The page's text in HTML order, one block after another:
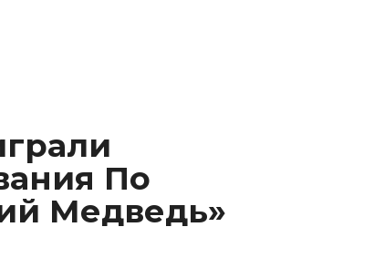
По
Медведь»